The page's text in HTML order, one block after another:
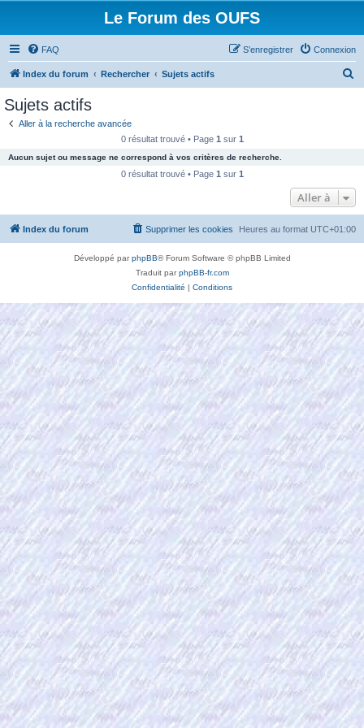
Le Forum des OUFS
FAQ Connexion
S’enregistrer
Index du forum Rechercher Sujets actifs
c
e
Sujets actifs
Aller à la recherche avancée
0 résultat trouvé • Page 1 sur 1
Aucun sujet ou message ne correspond à vos critères de recherche.
0 résultat trouvé • Page 1 sur 1
Aller à
Index du forum Heures au format UTC+01:00
Supprimer les cookies
Développé parphpBB® Forum Software © phpBB Limited
Traduit parphpBB-fr.com
Confidentialité | Conditions